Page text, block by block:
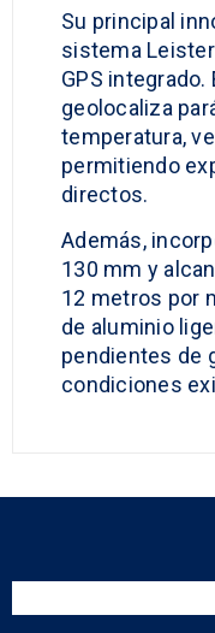
Su principal
sistema
GPS
geolocaliza
temperatura,
permitiendo
directos.
Además,
130 mm y
12 metros por
de aluminio
pendientes de
condiciones